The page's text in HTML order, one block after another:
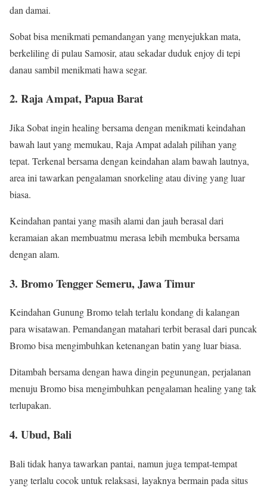
dan damai.
Sobat bisa menikmati pemandangan yang menyejukkan mata,
berkeliling di pulau Samosir, atau sekadar duduk enjoy di tepi
danau sambil menikmati hawa segar.
2. Raja Ampat, Papua Barat
Jika Sobat ingin healing bersama dengan menikmati keindahan
bawah laut yang memukau, Raja Ampat adalah pilihan yang
tepat. Terkenal bersama dengan keindahan alam bawah lautnya,
area ini tawarkan pengalaman snorkeling atau diving yang luar
biasa.
Keindahan pantai yang masih alami dan jauh berasal dari
keramaian akan membuatmu merasa lebih membuka bersama
dengan alam.
3. Bromo Tengger Semeru, Jawa Timur
Keindahan Gunung Bromo telah terlalu kondang di kalangan
para wisatawan. Pemandangan matahari terbit berasal dari puncak
Bromo bisa mengimbuhkan ketenangan batin yang luar biasa.
Ditambah bersama dengan hawa dingin pegunungan, perjalanan
menuju Bromo bisa mengimbuhkan pengalaman healing yang tak
terlupakan.
4. Ubud, Bali
Bali tidak hanya tawarkan pantai, namun juga tempat-tempat
yang terlalu cocok untuk relaksasi, layaknya bermain pada situs